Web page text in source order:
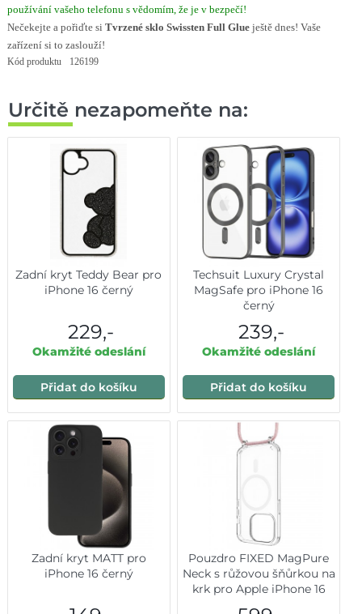
používání vašeho telefonu s vědomím, že je v bezpečí!
Nečekejte a pořiďte si Tvrzené sklo Swissten Full Glueještě dnes! Vaše
zařízení si to zaslouží!
Kód produktu 126199
Určitě nezapomeňte na:
Zadní kryt Teddy Bear pro
iPhone 16 černý
229,-
Okamžité odeslání
Přidat do košíku
Techsuit Luxury Crystal
MagSafe pro iPhone 16
černý
239,-
Okamžité odeslání
Přidat do košíku
Zadní kryt MATT pro
iPhone 16 černý
Pouzdro FIXED MagPure
Neck s růžovou šňůrkou na
krk pro Apple iPhone 16